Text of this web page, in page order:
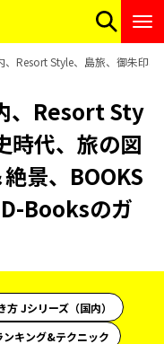
Resort Style、島旅、御朱印
、Resort Sty
時代、旅の図
景、BOOKS
Booksのガ
方 Jシリーズ（国内）
ンキング&テクニック